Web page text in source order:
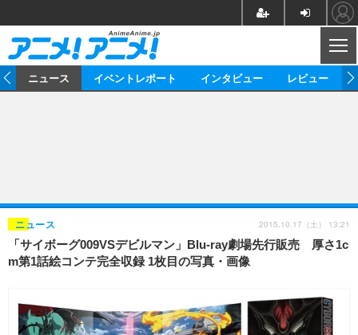
ゲーム グッズ
海外イベント ビジネス
俳優・タレント アーティスト
アニメ 実写
ゲーム 座談会
動画
アニメ！アニメ！TV ABEMA Cafe
ニュース イベントレポート インタビュー レビュー
「サイボーグ009VSデビルマン」Blu-ray劇場先行販売 厚さ1c
m第1話絵コンテ完全収録 1枚目の写真・画像
ニュース 2015.10.17（土） 13:21